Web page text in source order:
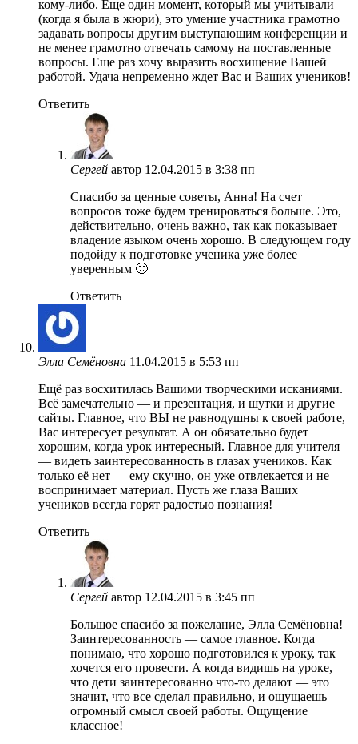
кому-либо. Еще один момент, который мы учитывали
(когда я была в жюри), это умение участника грамотно
задавать вопросы другим выступающим конференции и
не менее грамотно отвечать самому на поставленные
вопросы. Еще раз хочу выразить восхищение Вашей
работой. Удача непременно ждет Вас и Ваших учеников!
Ответить
Сергей автор 12.04.2015 в 3:38 пп
Спасибо за ценные советы, Анна! На счет
вопросов тоже будем тренироваться больше. Это,
действительно, очень важно, так как показывает
владение языком очень хорошо. В следующем году
подойду к подготовке ученика уже более
уверенным 🙂
Ответить
Элла Семёновна 11.04.2015 в 5:53 пп
Ещё раз восхитилась Вашими творческими исканиями.
Всё замечательно — и презентация, и шутки и другие
сайты. Главное, что ВЫ не равнодушны к своей работе,
Вас интересует результат. А он обязательно будет
хорошим, когда урок интересный. Главное для учителя
— видеть заинтересованность в глазах учеников. Как
только её нет — ему скучно, он уже отвлекается и не
воспринимает материал. Пусть же глаза Ваших
учеников всегда горят радостью познания!
Ответить
Сергей автор 12.04.2015 в 3:45 пп
Большое спасибо за пожелание, Элла Семёновна!
Заинтересованность — самое главное. Когда
понимаю, что хорошо подготовился к уроку, так
хочется его провести. А когда видишь на уроке,
что дети заинтересованно что-то делают — это
значит, что все сделал правильно, и ощущаешь
огромный смысл своей работы. Ощущение
классное!